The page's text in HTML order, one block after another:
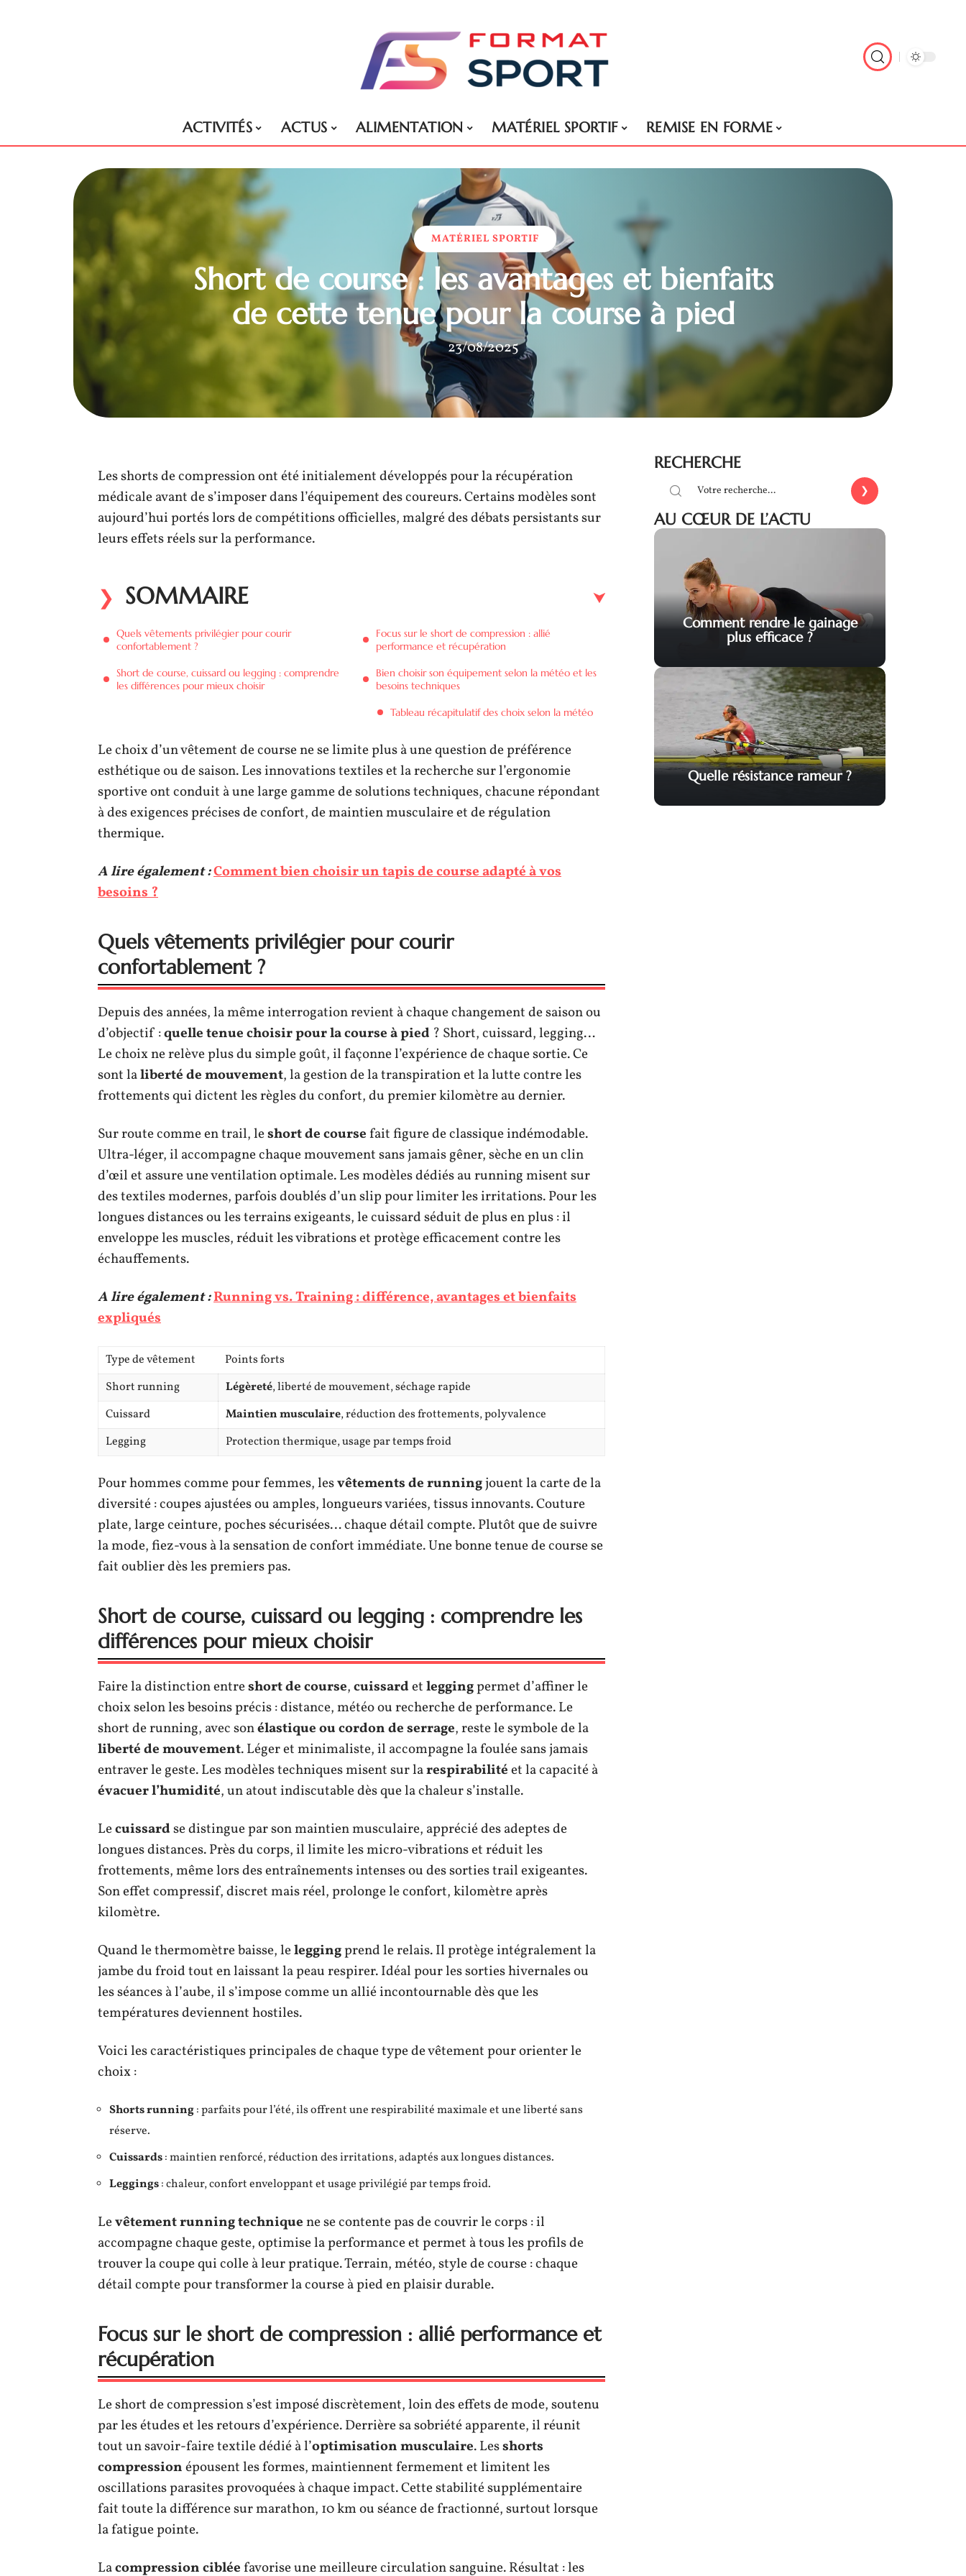
ACTIVITÉS ACTUS ALIMENTATION MATÉRIEL SPORTIF REMISE EN FORME
MATÉRIEL SPORTIF
Short de course : les avantages et bienfaits
de cette tenue pour la course à pied
23/08/2025
Les shorts de compression ont été initialement développés pour la récupération
médicale avant de s’imposer dans l’équipement des coureurs. Certains modèles sont
aujourd’hui portés lors de compétitions officielles, malgré des débats persistants sur
leurs effets réels sur la performance.
SOMMAIRE
Quels vêtements privilégier pour courir
confortablement ?
Short de course, cuissard ou legging : comprendre
les différences pour mieux choisir
Focus sur le short de compression : allié
performance et récupération
Bien choisir son équipement selon la météo et les
besoins techniques
Tableau récapitulatif des choix selon la météo
Le choix d’un vêtement de course ne se limite plus à une question de préférence
esthétique ou de saison. Les innovations textiles et la recherche sur l’ergonomie
sportive ont conduit à une large gamme de solutions techniques, chacune répondant
à des exigences précises de confort, de maintien musculaire et de régulation
thermique.
A lire également :Comment bien choisir un tapis de course adapté à vos
besoins ?
Quels vêtements privilégier pour courir
confortablement ?
Depuis des années, la même interrogation revient à chaque changement de saison ou
d’objectif :quelle tenue choisir pour la course à pied ? Short, cuissard, legging…
Le choix ne relève plus du simple goût, il façonne l’expérience de chaque sortie. Ce
sont laliberté de mouvement, la gestion de la transpiration et la lutte contre les
frottements qui dictent les règles du confort, du premier kilomètre au dernier.
Sur route comme en trail, leshort de coursefait figure de classique indémodable.
Ultra-léger, il accompagne chaque mouvement sans jamais gêner, sèche en un clin
d’œil et assure une ventilation optimale. Les modèles dédiés au running misent sur
des textiles modernes, parfois doublés d’un slip pour limiter les irritations. Pour les
longues distances ou les terrains exigeants, le cuissard séduit de plus en plus : il
enveloppe les muscles, réduit les vibrations et protège efficacement contre les
échauffements.
A lire également :Running vs. Training : différence, avantages et bienfaits
expliqués
Type de vêtement
Points forts
Short running
Légèreté, liberté de mouvement, séchage rapide
Cuissard
Maintien musculaire, réduction des frottements, polyvalence
Legging
Protection thermique, usage par temps froid
Pour hommes comme pour femmes, lesvêtements de runningjouent la carte de la
diversité : coupes ajustées ou amples, longueurs variées, tissus innovants. Couture
plate, large ceinture, poches sécurisées… chaque détail compte. Plutôt que de suivre
la mode, fiez-vous à la sensation de confort immédiate. Une bonne tenue de course se
fait oublier dès les premiers pas.
Short de course, cuissard ou legging : comprendre les
différences pour mieux choisir
Faire la distinction entreshort de course,cuissardetleggingpermet d’affiner le
choix selon les besoins précis : distance, météo ou recherche de performance. Le
short de running, avec sonélastique ou cordon de serrage, reste le symbole de la
liberté de mouvement. Léger et minimaliste, il accompagne la foulée sans jamais
entraver le geste. Les modèles techniques misent sur larespirabilitéet la capacité à
évacuer l’humidité, un atout indiscutable dès que la chaleur s’installe.
Lecuissardse distingue par son maintien musculaire, apprécié des adeptes de
longues distances. Près du corps, il limite les micro-vibrations et réduit les
frottements, même lors des entraînements intenses ou des sorties trail exigeantes.
Son effet compressif, discret mais réel, prolonge le confort, kilomètre après
kilomètre.
Quand le thermomètre baisse, leleggingprend le relais. Il protège intégralement la
jambe du froid tout en laissant la peau respirer. Idéal pour les sorties hivernales ou
les séances à l’aube, il s’impose comme un allié incontournable dès que les
températures deviennent hostiles.
Voici les caractéristiques principales de chaque type de vêtement pour orienter le
choix :
Shorts running: parfaits pour l’été, ils offrent une respirabilité maximale et une liberté sans
réserve.
Cuissards: maintien renforcé, réduction des irritations, adaptés aux longues distances.
Leggings: chaleur, confort enveloppant et usage privilégié par temps froid.
Levêtement running techniquene se contente pas de couvrir le corps : il
accompagne chaque geste, optimise la performance et permet à tous les profils de
trouver la coupe qui colle à leur pratique. Terrain, météo, style de course : chaque
détail compte pour transformer la course à pied en plaisir durable.
Focus sur le short de compression : allié performance et
récupération
Le short de compression s’est imposé discrètement, loin des effets de mode, soutenu
par les études et les retours d’expérience. Derrière sa sobriété apparente, il réunit
tout un savoir-faire textile dédié à l’optimisation musculaire. Lesshorts
compressionépousent les formes, maintiennent fermement et limitent les
oscillations parasites provoquées à chaque impact. Cette stabilité supplémentaire
fait toute la différence sur marathon, 10 km ou séance de fractionné, surtout lorsque
la fatigue pointe.
Lacompression cibléefavorise une meilleure circulation sanguine. Résultat : les
RECHERCHE
AU CŒUR DE L’ACTU
Comment rendre le gainage
plus efficace ?
Quelle résistance rameur ?